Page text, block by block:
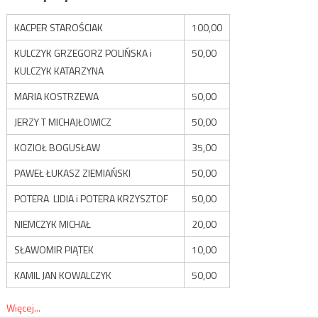
KACPER STAROŚCIAK
100,00
KULCZYK GRZEGORZ POLIŃSKA i
KULCZYK KATARZYNA
50,00
MARIA KOSTRZEWA
50,00
JERZY T MICHAJŁOWICZ
50,00
KOZIOŁ BOGUSŁAW
35,00
PAWEŁ ŁUKASZ ZIEMIAŃSKI
50,00
POTERA LIDIA i POTERA KRZYSZTOF
50,00
NIEMCZYK MICHAŁ
20,00
SŁAWOMIR PIĄTEK
10,00
KAMIL JAN KOWALCZYK
50,00
Więcej...